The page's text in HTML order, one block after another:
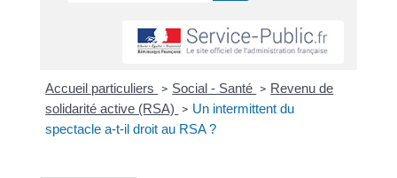
Accueil particuliers > Social - Santé > Revenu de
solidarité active (RSA)
> Un intermittent du
spectacle a-t-il droit au RSA ?